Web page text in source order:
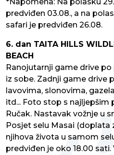
*Napomena: Na polasku
predviđen 03.08., a na
safari je predviđen 26.08.
6. dan TAITA HILLS
BEACH
Ranojutarnji game drive
iz sobe. Zadnji game drive
lavovima, slonovima,
itd... Foto stop s najljepšim
Ručak. Nastavak vožnje u
Posjet selu Masai (doplata
njihova života u samom
predviđen je oko 18.00 sati.